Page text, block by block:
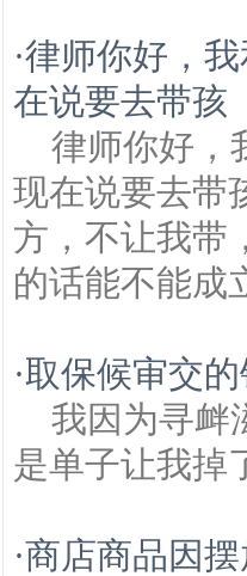
·律师你好，
在说要去带孩
律师你好，
现在说要去带
方，不让我带
的话能不能成
·取保候审交
我因为寻衅
是单子让我掉
·商店商品因